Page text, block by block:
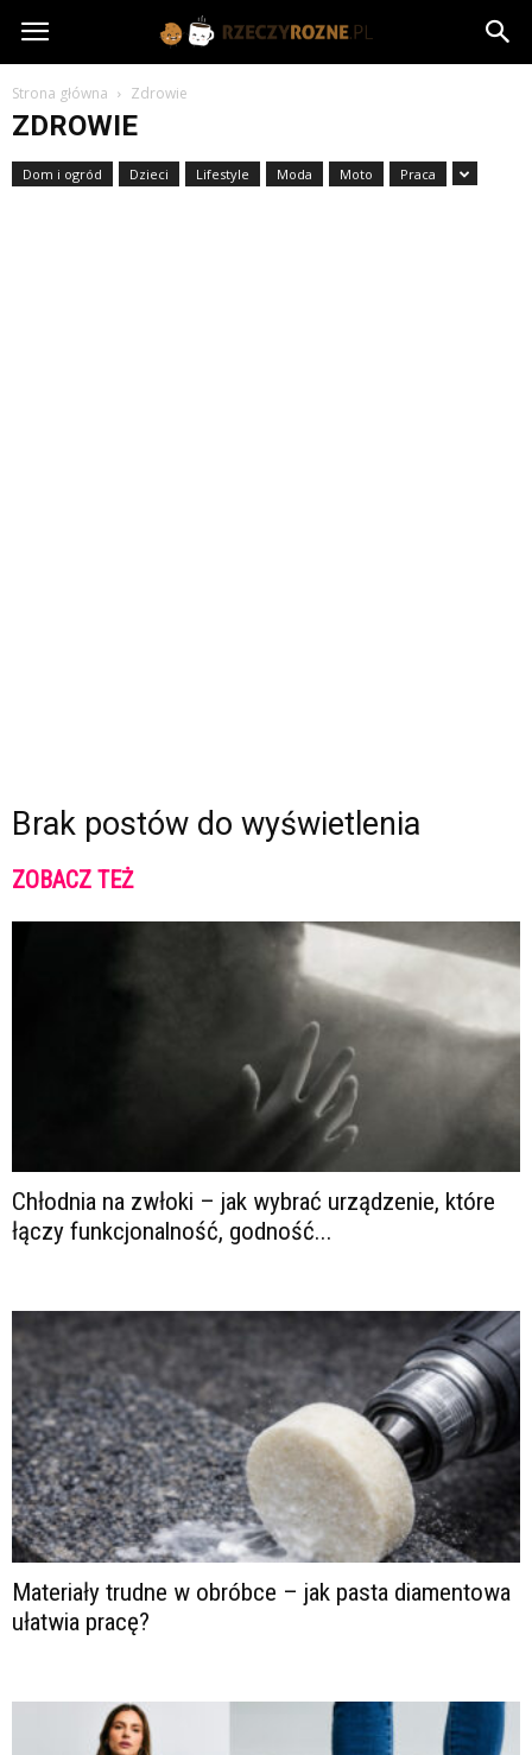
rzeczyrozne.pl
Strona główna Zdrowie
ZDROWIE
Dom i ogród Dzieci Lifestyle Moda Moto Praca
Brak postów do wyświetlenia
ZOBACZ TEŻ
Chłodnia na zwłoki – jak wybrać urządzenie, które
łączy funkcjonalność, godność...
Materiały trudne w obróbce – jak pasta diamentowa
ułatwia pracę?